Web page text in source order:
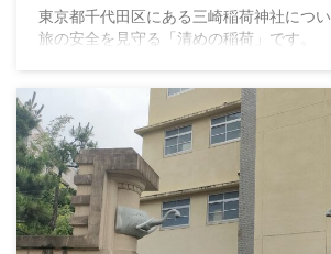
東京都千代田区にある三崎稲荷神社につい
旅の安全を見守る「清めの稲荷」です。